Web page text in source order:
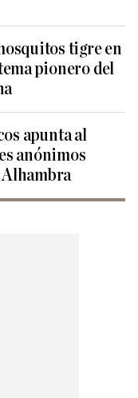
tigre en
pionero del
apunta al
anónimos